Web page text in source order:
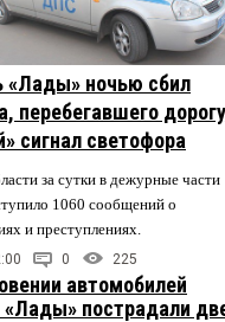
«Лады» ночью сбил
перебегавшего
сигнал светофора
за сутки в дежурные части
1060 сообщений о
и преступлениях.
0 225
автомобилей
«Лады» пострадали